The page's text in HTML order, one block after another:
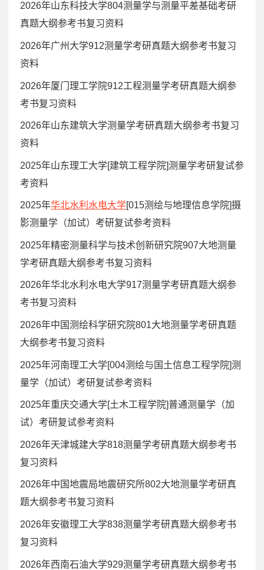
2026年山东科技大学804测量学与测量平差基础考研
真题大纲参考书复习资料
2026年广州大学912测量学考研真题大纲参考书复习
资料
2026年厦门理工学院912工程测量学考研真题大纲参
考书复习资料
2026年山东建筑大学测量学考研真题大纲参考书复习
资料
2025年山东理工大学[建筑工程学院]测量学考研复试参
考资料
2025年华北水利水电大学[015测绘与地理信息学院]摄
影测量学（加试）考研复试参考资料
2025年精密测量科学与技术创新研究院907大地测量
学考研真题大纲参考书复习资料
2026年华北水利水电大学917测量学考研真题大纲参
考书复习资料
2026年中国测绘科学研究院801大地测量学考研真题
大纲参考书复习资料
2025年河南理工大学[004测绘与国土信息工程学院]测
量学（加试）考研复试参考资料
2025年重庆交通大学[土木工程学院]普通测量学（加
试）考研复试参考资料
2026年天津城建大学818测量学考研真题大纲参考书
复习资料
2026年中国地震局地震研究所802大地测量学考研真
题大纲参考书复习资料
2026年安徽理工大学838测量学考研真题大纲参考书
复习资料
2026年西南石油大学929测量学考研真题大纲参考书